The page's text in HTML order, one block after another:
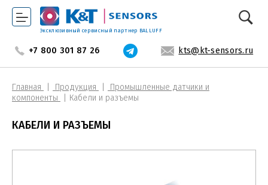
Эксклюзивный сервисный партнер BALLUFF
+7 800 301 87 26 kts@kt-sensors.ru
Главная Продукция
Промышленные датчики и
компоненты
Кабели и разъемы
КАБЕЛИ И РАЗЪЕМЫ